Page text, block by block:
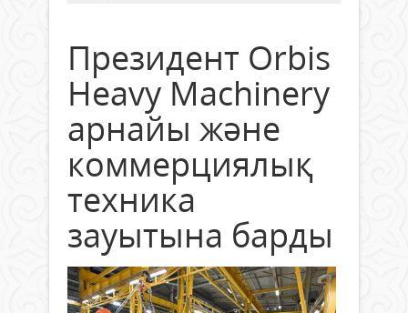
Президент Orbis
Heavy Machinery
арнайы және
коммерциялық
техника
зауытына барды